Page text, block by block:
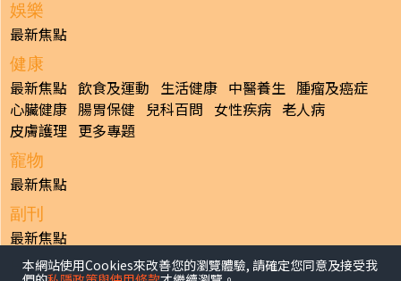
娛樂
最新焦點
健康
最新焦點 飲食及運動 生活健康 中醫養生 腫瘤及癌症
心臟健康 腸胃保健 兒科百問 女性疾病 老人病
皮膚護理 更多專題
寵物
最新焦點
副刊
最新焦點
日報
本網站使用Cookies來改善您的瀏覽體驗, 請確定您同意及接受我